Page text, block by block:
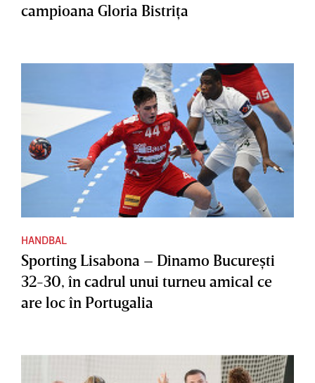
campioana Gloria Bistriţa
HANDBAL
Sporting Lisabona – Dinamo Bucureşti
32-30, în cadrul unui turneu amical ce
are loc în Portugalia